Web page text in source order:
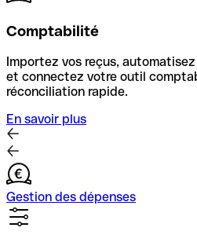
Comptabilité
Importez vos reçus,
et connectez votre outil
réconciliation rapide.
En savoir plus
Gestion des dépenses